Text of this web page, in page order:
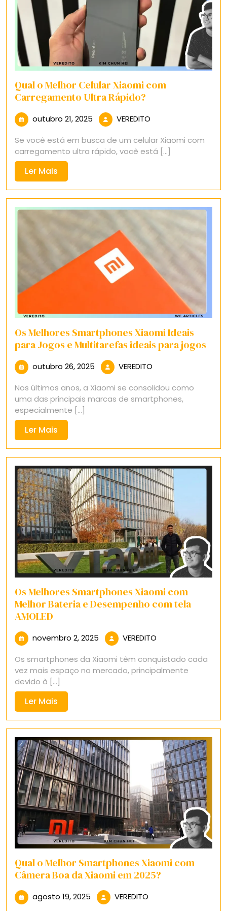
Qual o Melhor Celular Xiaomi com
Carregamento Ultra Rápido?
outubro 21, 2025 outubro
2025
VEREDITO
Se você está em busca de um celular Xiaomi com
carregamento ultra rápido, você está [...]
Ler Mais
Mais
Os Melhores Smartphones Xiaomi Ideais
para Jogos e Multitarefas ideais para jogos
outubro 26, 2025 outubro
2025
VEREDITO
Nos últimos anos, a Xiaomi se consolidou como
uma das principais marcas de smartphones,
especialmente [...]
Ler Mais
Mais
Os Melhores Smartphones Xiaomi com
Melhor Bateria e Desempenho com tela
AMOLED
novembro 2, 2025 novembro
2025
VEREDITO
Os smartphones da Xiaomi têm conquistado cada
vez mais espaço no mercado, principalmente
devido à [...]
Ler Mais
Mais
Qual o Melhor Smartphones Xiaomi com
Câmera Boa da Xiaomi em 2025?
agosto 19, 2025 agostoVEREDITO